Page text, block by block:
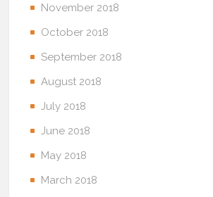
November 2018
October 2018
September 2018
August 2018
July 2018
June 2018
May 2018
March 2018